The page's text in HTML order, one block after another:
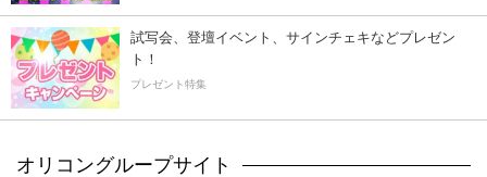
試写会、登壇イベント、サインチェキなどプレゼン
ト！
プレゼント特集
オリコングループサイト